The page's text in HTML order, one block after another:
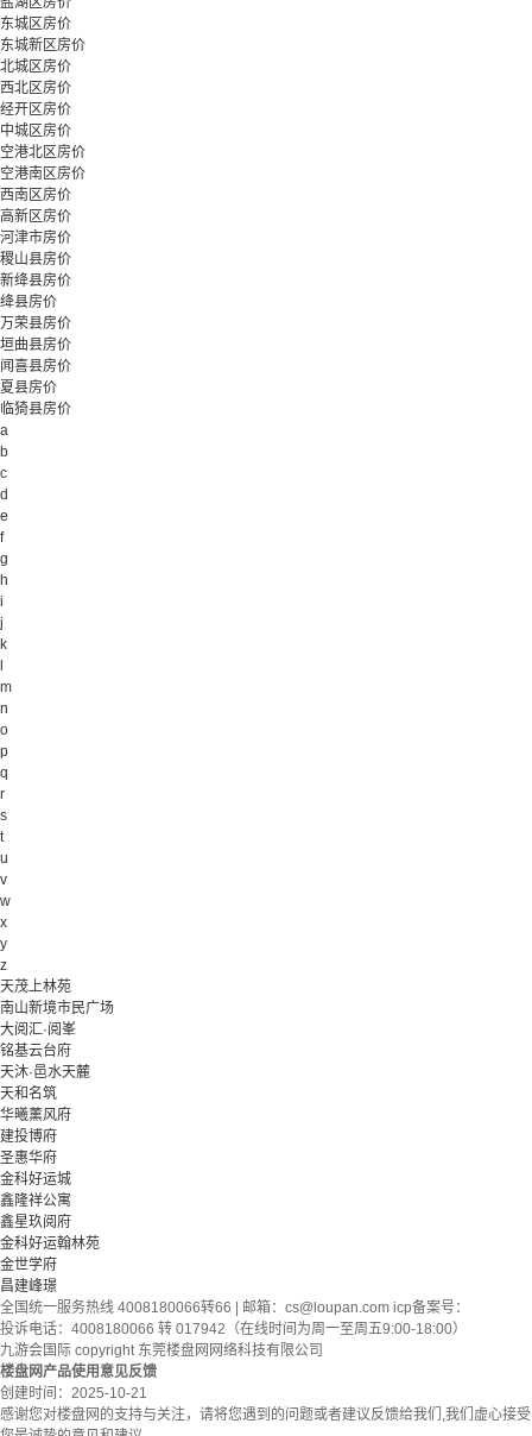
东城区房价
东城新区房价
北城区房价
西北区房价
经开区房价
中城区房价
空港北区房价
空港南区房价
西南区房价
高新区房价
河津市房价
稷山县房价
新绛县房价
绛县房价
万荣县房价
垣曲县房价
闻喜县房价
夏县房价
临猗县房价
a
b
c
d
e
f
g
h
i
j
k
m
n
o
p
q
r
s
t
u
v
w
x
y
z
天茂上林苑
南山新境市民广场
大阅汇·阅峯
铭基云台府
天沐·邑水天麓
天和名筑
华曦薰风府
建投博府
圣惠华府
金科好运城
鑫隆祥公寓
鑫星玖阅府
金科好运翰林苑
金世学府
昌建峰璟
全国统一服务热线 4008180066转66 | 邮箱： cs@loupan.com icp备案号：
投诉电话：4008180066 转 017942（在线时间为周一至周五9:00-18:00）
九游会国际 copyright 东莞楼盘网网络科技有限公司
楼盘网产品使用意见反馈
创建时间： 2025-10-21
感谢您对楼盘网的支持与关注，请将您遇到的问题或者建议反馈给我们,我们虚心接受